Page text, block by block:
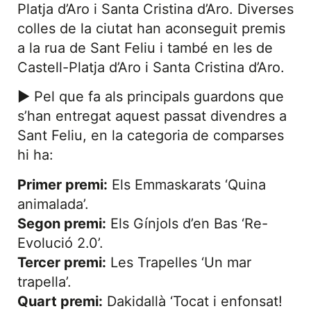
Platja d’Aro i Santa Cristina d’Aro. Diverses
colles de la ciutat han aconseguit premis
a la rua de Sant Feliu i també en les de
Castell-Platja d’Aro i Santa Cristina d’Aro.
► Pel que fa als principals guardons que
s’han entregat aquest passat divendres a
Sant Feliu, en la categoria de comparses
hi ha:
Primer premi: Els Emmaskarats ‘Quina
animalada’.
Segon premi: Els Gínjols d’en Bas ‘Re-
Evolució 2.0’.
Tercer premi: Les Trapelles ‘Un mar
trapella’.
Quart premi: Dakidallà ‘Tocat i enfonsat!